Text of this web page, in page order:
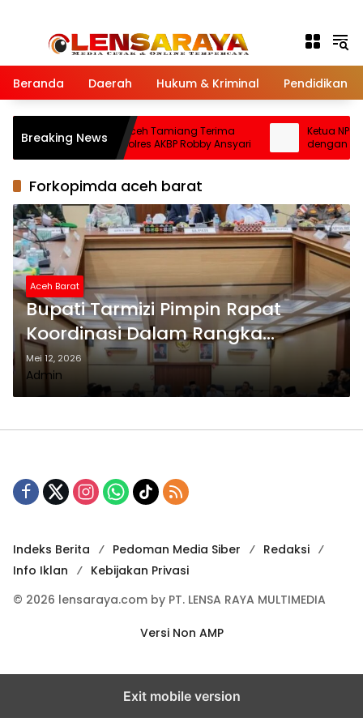
Beranda Daerah Hukum & Kriminal Pendidikan
Breaking News
Pimpinan DPRK Aceh Tamiang Terima
Silaturahmi Kapolres AKBP Robby Ansyari
Ketua NPCI
dengan
Disabilitas
Forkopimda aceh barat
Aceh Barat
Bupati Tarmizi Pimpin Rapat
Koordinasi Dalam Rangka
Menyambut Hari Raya Idul Adha
1447 H Dan Pembahasan isu
Mei 12, 2026
Admin
Indeks Berita Pedoman Media Siber
Redaksi
Info Iklan
Kebijakan Privasi
© 2026 lensaraya.com by PT. LENSA RAYA MULTIMEDIA
Versi Non AMP
Exit mobile version